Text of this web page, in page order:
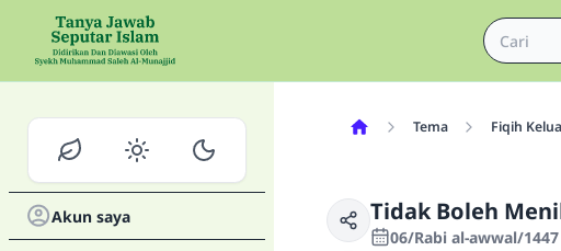
Akun saya
Tema Fiqih
Tidak Boleh
06/Rabi al-awwal/